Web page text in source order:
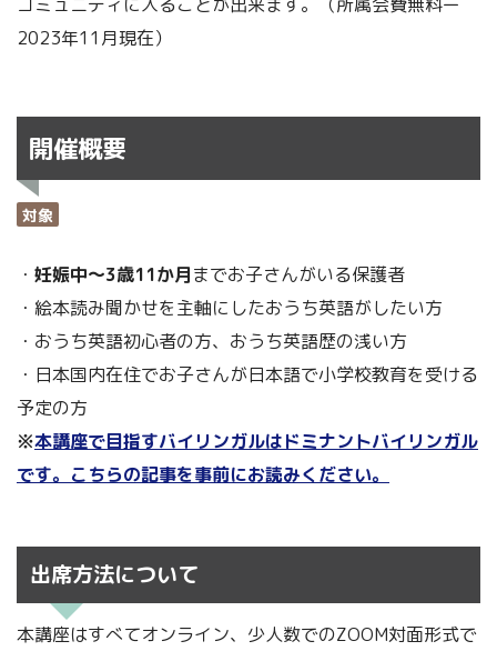
2023年11月現在）
開催概要
対象
・ 妊娠中～3歳11か月までお子さんがいる保護者
・絵本読み聞かせを主軸にしたおうち英語がしたい方
・おうち英語初心者の方、おうち英語歴の浅い方
・日本国内在住でお子さんが日本語で小学校教育を受ける
予定の方
※本講座で目指すバイリンガルはドミナントバイリンガル
です。こちらの記事を事前にお読みください。
出席方法について
本講座はすべてオンライン、少人数でのZOOM対面形式で